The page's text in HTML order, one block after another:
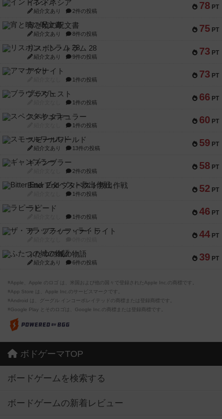
78 PT
インドネシア
紹介文あり 2件の投稿
75 PT
宵と暁の呪文書
紹介文あり 8件の投稿
73 PT
リスボン・トラム 28
紹介文あり 9件の投稿
73 PT
アマナイト
1件の投稿
66 PT
ブラヴェスト
1件の投稿
60 PT
スペクタキュラー
1件の投稿
59 PT
スモールワールド
紹介文あり 13件の投稿
58 PT
ギャンブラー
2件の投稿
52 PT
Bitter End ブタペスト救出作戦
1件の投稿
46 PT
ラピード
1件の投稿
44 PT
ザ・フラッフィー・ライト
39 PT
ふたつの城の物語
紹介文あり 6件の投稿
※Apple、Apple のロゴ は、米国および他の国々で登録されたApple Inc.の商標です。
※App Store は、Apple Inc.のサービスマークです。
※Android は、グーグル インコーポレイテッドの商標または登録商標です。
※Google Play とそのロゴは、Google Inc.の商標または登録商標です。
ボドゲーマTOP
ボードゲームを検索する
ボードゲームの新着レビュー